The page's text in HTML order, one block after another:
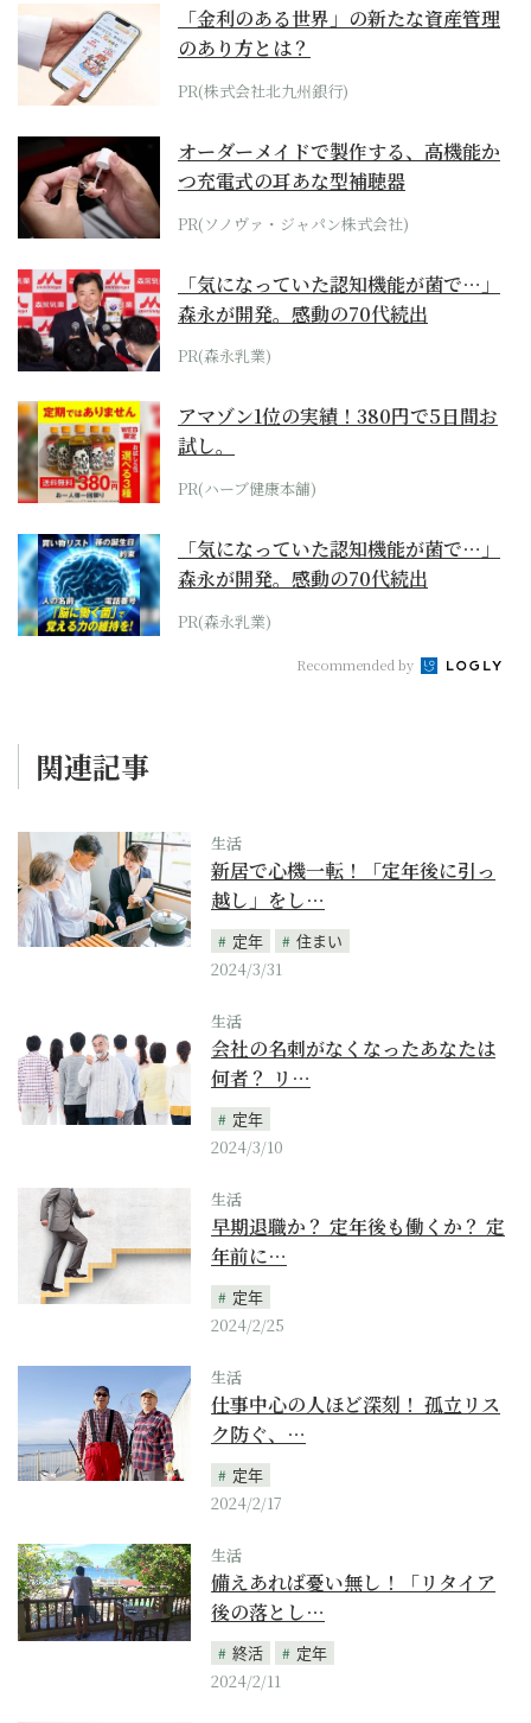
「金利のある世界」の新たな資産管理
のあり方とは？
PR(株式会社北九州銀行)
オーダーメイドで製作する、高機能か
つ充電式の耳あな型補聴器
PR(ソノヴァ・ジャパン株式会社)
「気になっていた認知機能が菌で…」
森永が開発。感動の70代続出
PR(森永乳業)
アマゾン1位の実績！380円で5日間お
試し。
PR(ハーブ健康本舗)
「気になっていた認知機能が菌で…」
森永が開発。感動の70代続出
PR(森永乳業)
Recommended by
関連記事
生活
新居で心機一転！「定年後に引っ
越し」をし…
定年
住まい
2024/3/31
生活
会社の名刺がなくなったあなたは
何者？ リ…
定年
2024/3/10
生活
早期退職か？ 定年後も働くか？ 定
年前に…
定年
2024/2/25
生活
仕事中心の人ほど深刻！ 孤立リス
ク防ぐ、…
定年
2024/2/17
生活
備えあれば憂い無し！「リタイア
後の落とし…
終活
定年
2024/2/11